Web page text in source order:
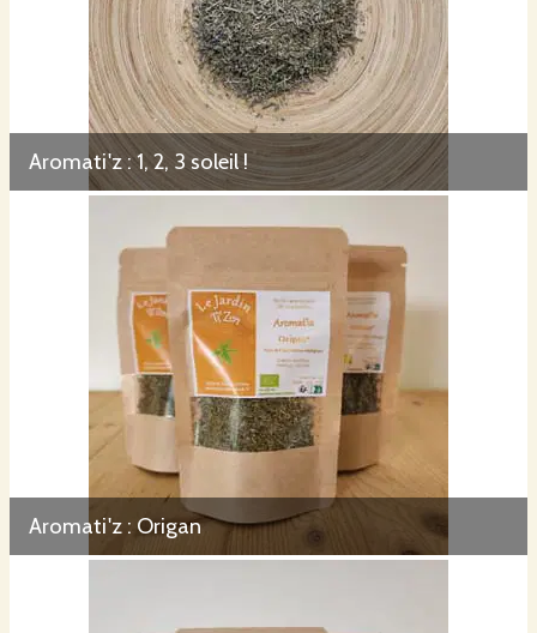
Aromati'z : 1, 2, 3 soleil !
Aromati'z : Origan